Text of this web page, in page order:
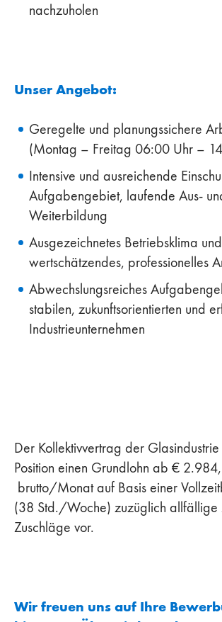
nachzuholen
Unser Angebot:
Geregelte und planungssichere
(Montag – Freitag 06:00 Uhr –
Intensive und ausreichende
Aufgabengebiet, laufende Aus-
Weiterbildung
Ausgezeichnetes Betriebsklima und
wertschätzendes, professionelles
Abwechslungsreiches
stabilen, zukunftsorientierten und
Industrieunternehmen
Der Kollektivvertrag der
Position einen Grundlohn ab €
brutto/Monat auf Basis einer
(38 Std./Woche) zuzüglich allfällige
Zuschläge vor.
Wir freuen uns auf Ihre